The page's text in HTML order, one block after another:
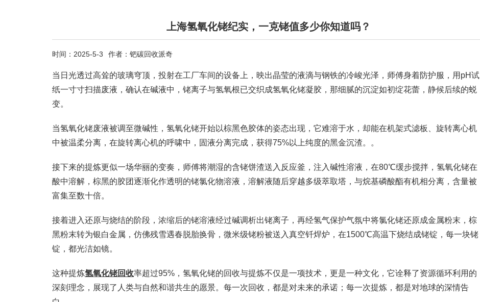
上海氢氧化铑纪实，一克铑值多少你知道吗？
时间：2025-5-3 作者：钯碳回收派奇
当日光透过高耸的玻璃穹顶，投射在工厂车间的设备上，映出晶莹的液滴与钢铁的冷峻光泽，师傅身着防护服，用pH试
纸一寸寸扫描废液，确认在碱液中，铑离子与氢氧根已交织成氢氧化铑凝胶，那细腻的沉淀如初绽花蕾，静候后续的蜕
变。
当氢氧化铑废液被调至微碱性，氢氧化铑开始以棕黑色胶体的姿态出现，它难溶于水，却能在机架式滤板、旋转离心机
中被温柔分离，在旋转离心机的呼啸中，固液分离完成，获得75%以上纯度的黑金沉渣。。
接下来的提炼更似一场华丽的变奏，师傅将潮湿的含铑饼渣送入反应釜，注入碱性溶液，在80℃缓步搅拌，氢氧化铑在
酸中溶解，棕黑的胶团逐渐化作透明的铑氯化物溶液，溶解液随后穿越多级萃取塔，与烷基磷酸酯有机相分离，含量被
富集至数十倍。
接着进入还原与烧结的阶段，浓缩后的铑溶液经过碱调析出铑离子，再经氢气保护气氛中将氯化铑还原成金属粉末，棕
黑粉末转为银白金属，仿佛残雪遇春脱胎换骨，微米级铑粉被送入真空钎焊炉，在1500℃高温下烧结成铑锭，每一块铑
锭，都光洁如镜。
这种提炼氢氧化铑回收率超过95%，氢氧化铑的回收与提炼不仅是一项技术，更是一种文化，它诠释了资源循环利用的
深刻理念，展现了人类与自然和谐共生的愿景。每一次回收，都是对未来的承诺；每一次提炼，都是对地球的深情告